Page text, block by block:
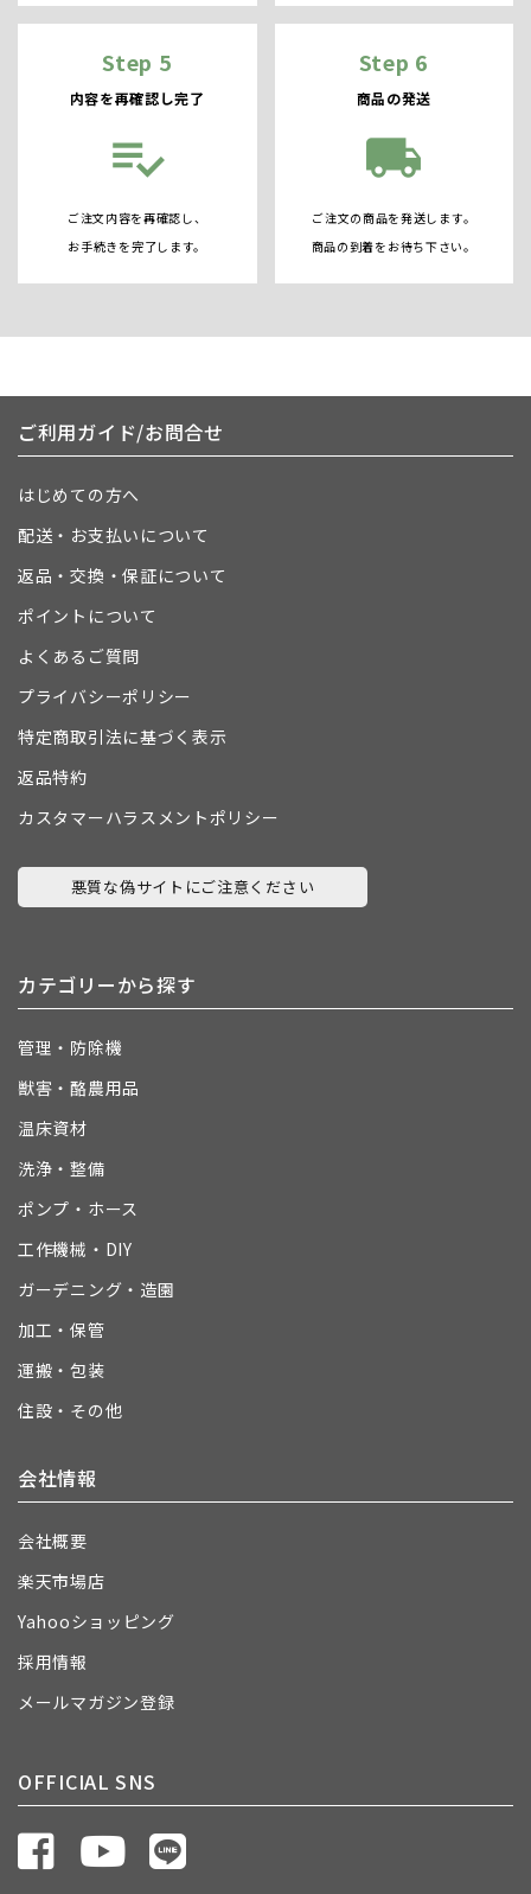
Step 5
内容を再確認し完了
playlist_add_check
ご注文内容を再確認し、
お手続きを完了します。
Step 6
商品の発送
local_shipping
ご注文の商品を発送します。
商品の到着をお待ち下さい。
ご利用ガイド/お問合せ
はじめての方へ
配送・お支払いについて
返品・交換・保証について
ポイントについて
よくあるご質問
プライバシーポリシー
特定商取引法に基づく表示
返品特約
カスタマーハラスメントポリシー
悪質な偽サイトにご注意ください
カテゴリーから探す
管理・防除機
獣害・酪農用品
温床資材
洗浄・整備
ポンプ・ホース
工作機械・DIY
ガーデニング・造園
加工・保管
運搬・包装
住設・その他
会社情報
会社概要
楽天市場店
Yahooショッピング
採用情報
メールマガジン登録
OFFICIAL SNS